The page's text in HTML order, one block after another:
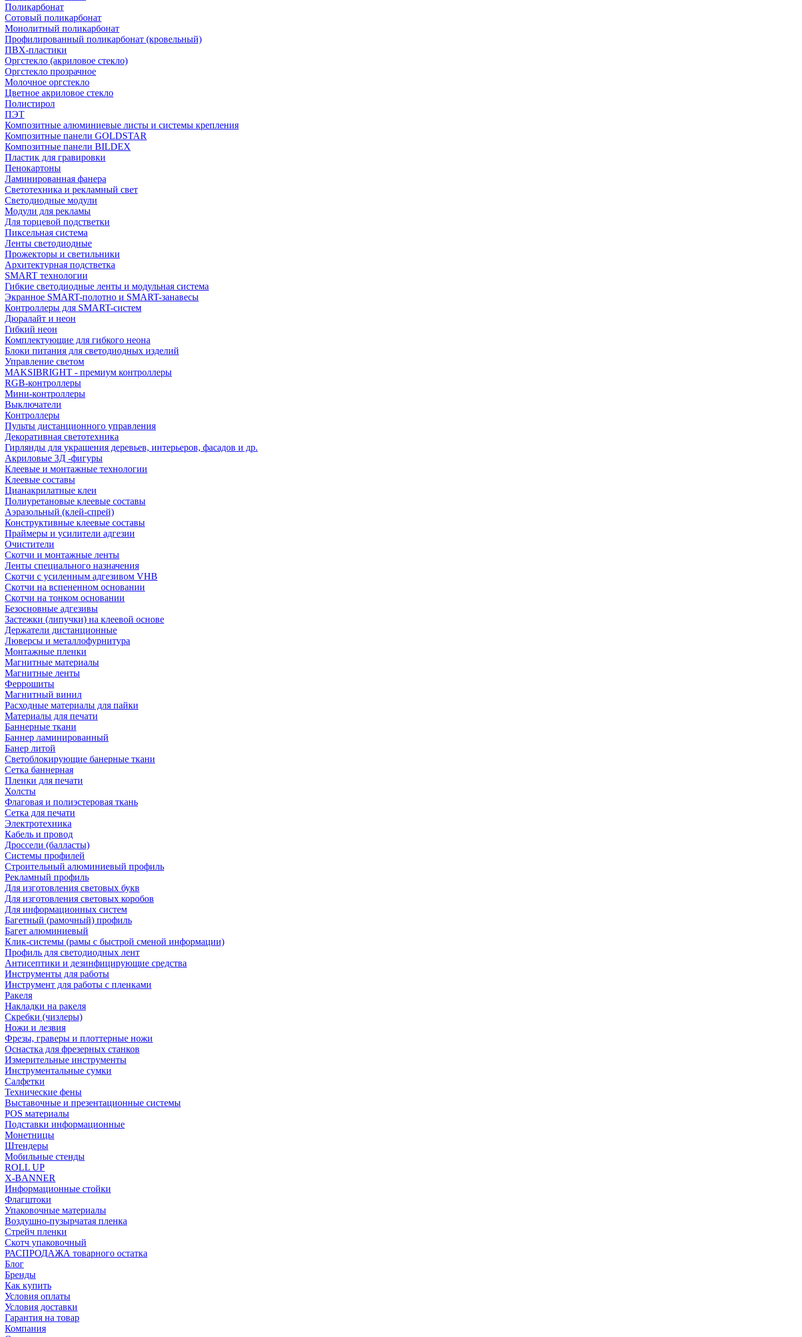
Поликарбонат
Сотовый поликарбонат
Монолитный поликарбонат
Профилированный поликарбонат (кровельный)
ПВХ-пластики
Оргстекло (акриловое стекло)
Оргстекло прозрачное
Молочное оргстекло
Цветное акриловое стекло
Полистирол
ПЭТ
Композитные алюминиевые листы и системы крепления
Композитные панели GOLDSTAR
Композитные панели BILDEX
Пластик для гравировки
Пенокартоны
Ламинированная фанера
Светотехника и рекламный свет
Светодиодные модули
Модули для рекламы
Для торцевой подстветки
Пиксельная система
Ленты светодиодные
Прожекторы и светильники
Архитектурная подстветка
SMART технологии
Гибкие светодиодные ленты и модульная система
Экранное SMART-полотно и SMART-занавесы
Контроллеры для SMART-систем
Дюралайт и неон
Гибкий неон
Комплектующие для гибкого неона
Блоки питания для светодиодных изделий
Управление светом
MAKSIBRIGHT - премиум контроллеры
RGB-контроллеры
Мини-контроллеры
Выключатели
Контроллеры
Пульты дистанционного управления
Декоративная светотехника
Гирлянды для украшения деревьев, интерьеров, фасадов и др.
Акриловые 3Д -фигуры
Клеевые и монтажные технологии
Клеевые составы
Цианакрилатные клеи
Полиуретановые клеевые составы
Аэразольный (клей-спрей)
Конструктивные клеевые составы
Праймеры и усилители адгезии
Очистители
Скотчи и монтажные ленты
Ленты специального назначения
Скотчи с усиленным адгезивом VHB
Скотчи на вспененном основании
Скотчи на тонком основании
Безосновные адгезивы
Застежки (липучки) на клеевой основе
Держатели дистанционные
Люверсы и металлофурнитура
Монтажные пленки
Магнитные материалы
Магнитные ленты
Феррошиты
Магнитный винил
Расходные материалы для пайки
Материалы для печати
Баннерные ткани
Баннер ламинированный
Банер литой
Светоблокирующие банерные ткани
Сетка баннерная
Пленки для печати
Холсты
Флаговая и полиэстеровая ткань
Сетка для печати
Электротехника
Кабель и провод
Дроссели (балласты)
Системы профилей
Строительный алюминиевый профиль
Рекламный профиль
Для изготовления световых букв
Для изготовления световых коробов
Для информационных систем
Багетный (рамочный) профиль
Багет алюминиевый
Клик-системы (рамы с быстрой сменой информации)
Профиль для светодиодных лент
Антисептики и дезинфицирующие средства
Инструменты для работы
Инструмент для работы с пленками
Ракеля
Накладки на ракеля
Скребки (чизлеры)
Ножи и лезвия
Фрезы, граверы и плоттерные ножи
Оснастка для фрезерных станков
Измерительные инструменты
Инструментальные сумки
Салфетки
Технические фены
Выставочные и презентационные системы
POS материалы
Подставки информационные
Монетницы
Штендеры
Мобильные стенды
ROLL UP
X-BANNER
Информационные стойки
Флагштоки
Упаковочные материалы
Воздушно-пузырчатая пленка
Стрейч пленки
Скотч упаковочный
РАСПРОДАЖА товарного остатка
Блог
Бренды
Как купить
Условия оплаты
Условия доставки
Гарантия на товар
Компания